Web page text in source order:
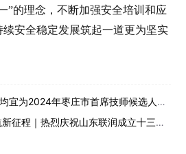
”的理念，不断加强安全培训和应
安全稳定发展筑起一道更为坚实
为2024年枣庄市首席技师候选人推选的公示
征程｜热烈庆祝山东联润成立十三周年